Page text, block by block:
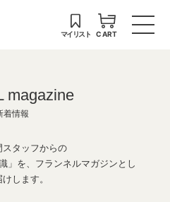
マイリスト CART
magazine
着情報
スタッフからの
」を、フランネルマガジンとし
します。